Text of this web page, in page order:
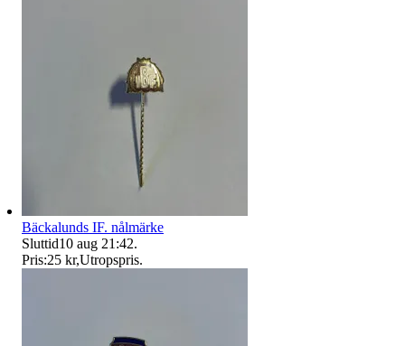
Bäckalunds IF. nålmärke
Sluttid10 aug 21:42.
Pris:25 kr,Utropspris.